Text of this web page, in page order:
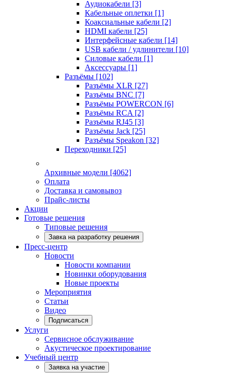
Аудиокабели [3]
Кабельные оплетки [1]
Коаксиальные кабели [2]
HDMI кабели [25]
Интерфейсные кабели [14]
USB кабели / удлинители [10]
Силовые кабели [1]
Аксессуары [1]
Разъёмы [102]
Разъёмы XLR [27]
Разъёмы BNC [7]
Разъёмы POWERCON [6]
Разъёмы RCA [2]
Разъёмы RJ45 [3]
Разъёмы Jack [25]
Разъёмы Speakon [32]
Переходники [25]
Архивные модели [4062]
Оплата
Доставка и самовывоз
Прайс-листы
Акции
Готовые решения
Типовые решения
Завка на разработку решения
Пресс-центр
Новости
Новости компании
Новинки оборудования
Новые проекты
Мероприятия
Статьи
Видео
Подписаться
Услуги
Сервисное обслуживание
Акустическое проектирование
Учебный центр
Заявка на участие